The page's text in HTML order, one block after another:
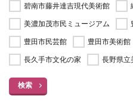
碧南市藤井達吉現代美術館
美濃加茂市民ミュージアム
豊田市民芸館
豊田市美術館
長久手市文化の家
長野県立
検索